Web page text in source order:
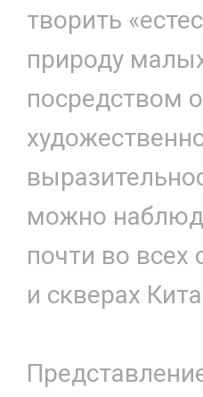
творить
природу
посредством
можно
почти во всех
и скверах